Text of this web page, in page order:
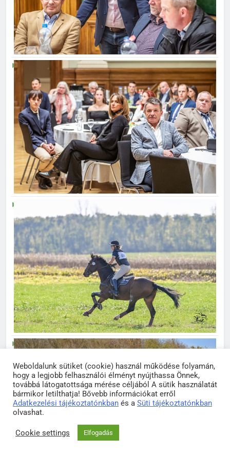
Weboldalunk sütiket (cookie) használ működése folyamán,
hogy a legjobb felhasználói élményt nyújthassa Önnek,
továbbá látogatottsága mérése céljából A sütik használatát
bármikor letilthatja! Bővebb információkat erről
Adatkezelési tájékoztatónkban és a Süti tájékoztatónkban
olvashat.
Cookie settings Elfogadás